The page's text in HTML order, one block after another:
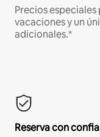
Precios
vacaciones y un
adicionales.*
Reserva con